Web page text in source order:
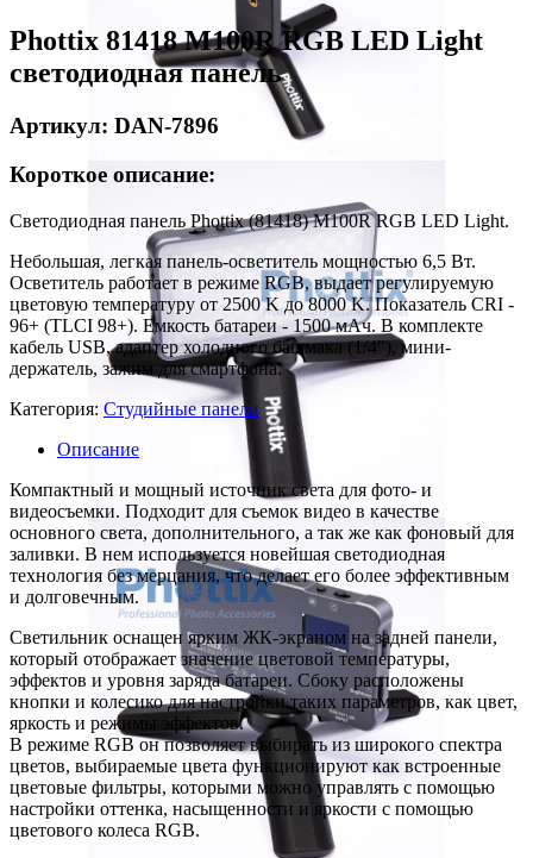
Phottix 81418 M100R RGB LED Light
светодиодная панель
Артикул: DAN-7896
Короткое описание:
Светодиодная панель Phottix (81418) M100R RGB LED Light.
Небольшая, легкая панель-осветитель мощностью 6,5 Вт.
Осветитель работает в режиме RGB, выдает регулируемую
цветовую температуру от 2500 K до 8000 K. Показатель CRI -
96+ (TLCI 98+). Емкость батареи - 1500 мАч. В комплекте
кабель USB, адаптер холодного башмака (1/4"), мини-
держатель, зажим для смартфона.
Категория: Студийные панели
Описание
Компактный и мощный источник света для фото- и
видеосъемки. Подходит для съемок видео в качестве
основного света, дополнительного, а так же как фоновый для
заливки. В нем используется новейшая светодиодная
технология без мерцания, что делает его более эффективным
и долговечным.
Светильник оснащен ярким ЖК-экраном на задней панели,
который отображает значение цветовой температуры,
эффектов и уровня заряда батареи. Сбоку расположены
кнопки и колесико для настройки таких параметров, как цвет,
яркость и режимы эффектов.
В режиме RGB он позволяет выбирать из широкого спектра
цветов, выбираемые цвета функционируют как встроенные
цветовые фильтры, которыми можно управлять с помощью
настройки оттенка, насыщенности и яркости с помощью
цветового колеса RGB.